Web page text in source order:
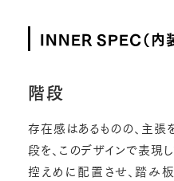
INNER SPEC（内
階段
存在感はあるものの、主張
段を、このデザインで表現
控えめに配置させ、踏み